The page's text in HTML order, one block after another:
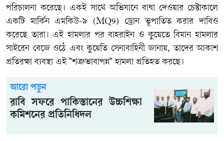
পরিচালনা করেছে। একই সাথে অভিযানে বাধা দেওয়ার চেষ্টাকালে
একটি মার্কিন এমকিউ-৯ (MQ9) ড্রোন ভূপাতিত করার দাবিও
করেছে তারা। এই হামলার পর বাহরাইন ও কুয়েতে বিমান হামলার
সাইরেন বেজে ওঠে এবং কুয়েতি সেনাবাহিনী জানায়, তাদের আকাশ
প্রতিরক্ষা ব্যবস্থা এই "শত্রুভাবাপন্ন" হামলা প্রতিহত করছে।
আরো পড়ুন
রাবি সফরে পাকিস্তানের উচ্চশিক্ষা
কমিশনের প্রতিনিধিদল